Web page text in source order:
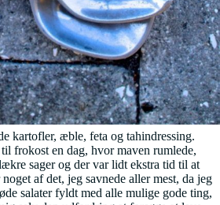
kartofler, æble, feta og tahindressing.
frokost en dag, hvor maven rumlede,
sager og der var lidt ekstra tid til at
af det, jeg savnede aller mest, da jeg
salater fyldt med alle mulige gode ting,